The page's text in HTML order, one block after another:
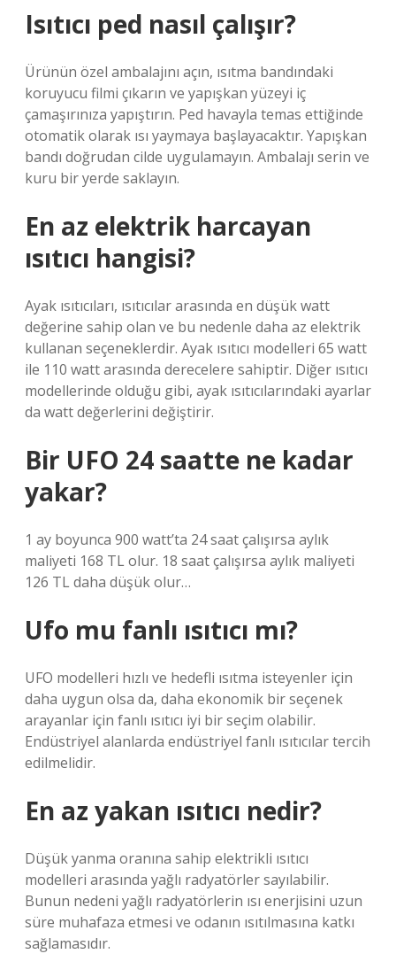
Isıtıcı ped nasıl çalışır?
Ürünün özel ambalajını açın, ısıtma bandındaki
koruyucu filmi çıkarın ve yapışkan yüzeyi iç
çamaşırınıza yapıştırın. Ped havayla temas ettiğinde
otomatik olarak ısı yaymaya başlayacaktır. Yapışkan
bandı doğrudan cilde uygulamayın. Ambalajı serin ve
kuru bir yerde saklayın.
En az elektrik harcayan
ısıtıcı hangisi?
Ayak ısıtıcıları, ısıtıcılar arasında en düşük watt
değerine sahip olan ve bu nedenle daha az elektrik
kullanan seçeneklerdir. Ayak ısıtıcı modelleri 65 watt
ile 110 watt arasında derecelere sahiptir. Diğer ısıtıcı
modellerinde olduğu gibi, ayak ısıtıcılarındaki ayarlar
da watt değerlerini değiştirir.
Bir UFO 24 saatte ne kadar
yakar?
1 ay boyunca 900 watt’ta 24 saat çalışırsa aylık
maliyeti 168 TL olur. 18 saat çalışırsa aylık maliyeti
126 TL daha düşük olur…
Ufo mu fanlı ısıtıcı mı?
UFO modelleri hızlı ve hedefli ısıtma isteyenler için
daha uygun olsa da, daha ekonomik bir seçenek
arayanlar için fanlı ısıtıcı iyi bir seçim olabilir.
Endüstriyel alanlarda endüstriyel fanlı ısıtıcılar tercih
edilmelidir.
En az yakan ısıtıcı nedir?
Düşük yanma oranına sahip elektrikli ısıtıcı
modelleri arasında yağlı radyatörler sayılabilir.
Bunun nedeni yağlı radyatörlerin ısı enerjisini uzun
süre muhafaza etmesi ve odanın ısıtılmasına katkı
sağlamasıdır.